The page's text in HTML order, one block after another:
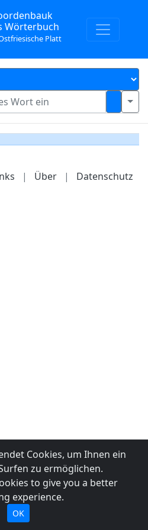
Wörterbuch
Platt
| Über | Datenschutz
Cookies, um Ihnen ein
zu ermöglichen.
to give you a better
experience.
OK